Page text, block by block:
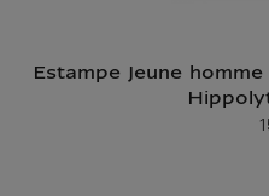
Estampe Jeune
Prix